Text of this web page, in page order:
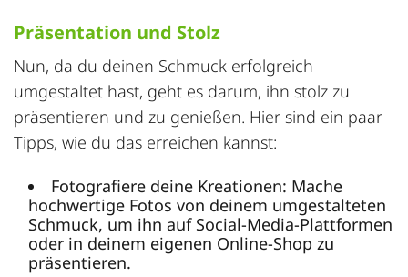
Präsentation und Stolz
Nun, da du deinen Schmuck erfolgreich
umgestaltet hast, geht es darum, ihn stolz zu
präsentieren und zu genießen. Hier sind ein paar
Tipps, wie du das erreichen kannst:
Fotografiere deine Kreationen: Mache
hochwertige Fotos von deinem umgestalteten
Schmuck, um ihn auf Social-Media-Plattformen
oder in deinem eigenen Online-Shop zu
präsentieren.